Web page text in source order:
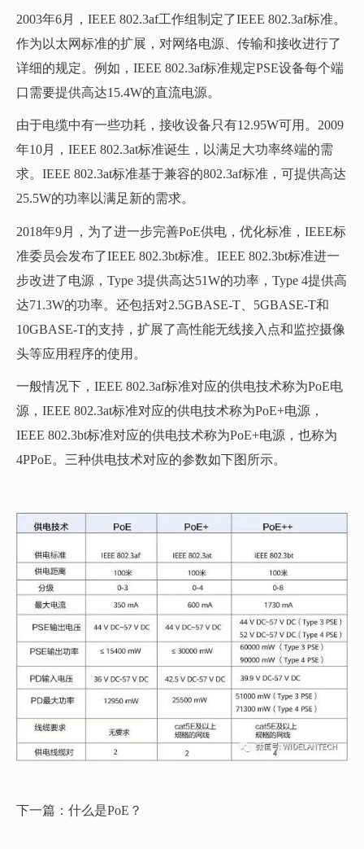
2003年6月，IEEE 802.3af工作组制定了IEEE 802.3af标准。
作为以太网标准的扩展，对网络电源、传输和接收进行了
详细的规定。例如，IEEE 802.3af标准规定PSE设备每个端
口需要提供高达15.4W的直流电源。
由于电缆中有一些功耗，接收设备只有12.95W可用。2009
年10月，IEEE 802.3at标准诞生，以满足大功率终端的需
求。IEEE 802.3at标准基于兼容的802.3af标准，可提供高达
25.5W的功率以满足新的需求。
2018年9月，为了进一步完善PoE供电，优化标准，IEEE标
准委员会发布了IEEE 802.3bt标准。IEEE 802.3bt标准进一
步改进了电源，Type 3提供高达51W的功率，Type 4提供高
达71.3W的功率。还包括对2.5GBASE-T、5GBASE-T和
10GBASE-T的支持，扩展了高性能无线接入点和监控摄像
头等应用程序的使用。
一般情况下，IEEE 802.3af标准对应的供电技术称为PoE电
源，IEEE 802.3at标准对应的供电技术称为PoE+电源，
IEEE 802.3bt标准对应的供电技术称为PoE+电源，也称为
4PPoE。三种供电技术对应的参数如下图所示。
下一篇：什么是PoE？